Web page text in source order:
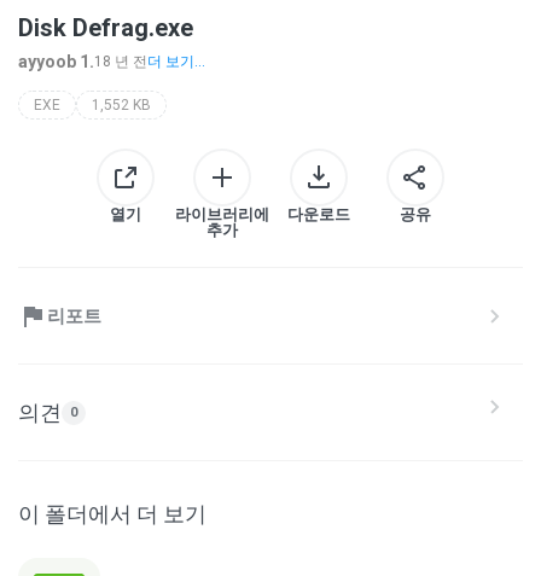
Disk Defrag.exe
ayyoob 1.18 년 전 더 보기...
EXE 1,552 KB
열기
라이브러리에
추가
다운로드 공유
리포트
의견 0
이 폴더에서 더 보기